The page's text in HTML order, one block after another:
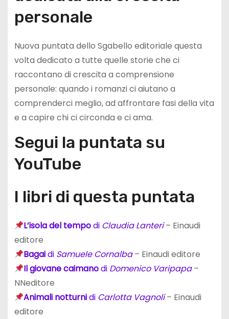
personale
Nuova puntata dello Sgabello editoriale questa
volta dedicato a tutte quelle storie che ci
raccontano di crescita a comprensione
personale: quando i romanzi ci aiutano a
comprenderci meglio, ad affrontare fasi della vita
e a capire chi ci circonda e ci ama.
Segui la puntata su
YouTube
I libri di questa puntata
L’isola del tempodi Claudia Lanteri– Einaudi
editore
Bagaidi Samuele Cornalba– Einaudi editore
Il giovane caimanodi Domenico Varipapa–
NNeditore
Animali notturnidi Carlotta Vagnoli– Einaudi
editore